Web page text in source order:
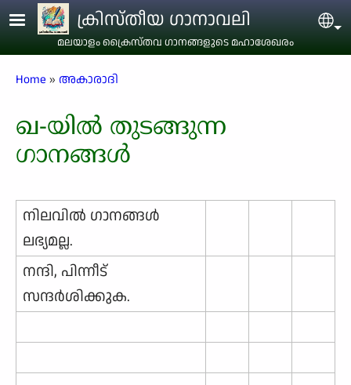
Skip to main contentക്രിസ്തീയ ഗാനാവലി
മലയാളം ക്രൈസ്തവ ഗാനങ്ങളുടെ മഹാശേഖരം
Breadcrumb
Home അകാരാദി
ഖ-യിൽ തുടങ്ങുന്ന
ഗാനങ്ങൾ
നിലവില്‍ ഗാനങ്ങള്‍
ലഭ്യമല്ല.
നന്ദി, പിന്നീട്
സന്ദര്‍ശിക്കുക.